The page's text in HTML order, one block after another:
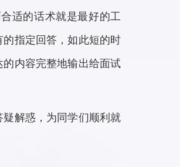
适的话术就是最好的工
指定回答，如此短的时
内容完整地输出给面试
解惑，为同学们顺利就